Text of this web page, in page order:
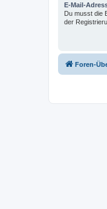
E-Mail-
Du musst die
der
Foren-